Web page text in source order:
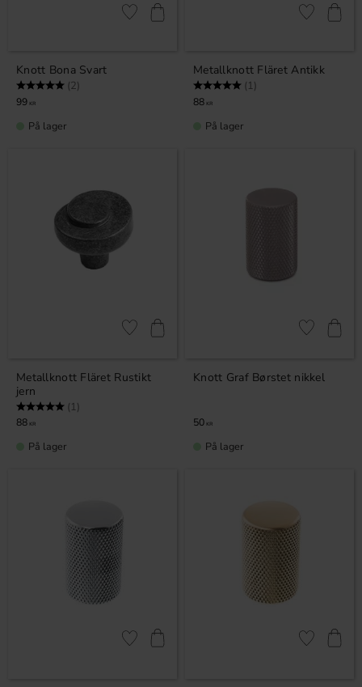
Knott Bona Svart
Karakter: (2)
99 KR
Lagre som favoritt
På lager
Metallknott Fläret Antikk
Karakter: (1)
88 KR
Lagre som
På lager
Metallknott Fläret Rustikt
jern
Karakter: (1)
88 KR
Lagre som favoritt
På lager
Knott Graf Børstet nikkel
50 KR
Lagre som
På lager
Lagre som favoritt Lagre som